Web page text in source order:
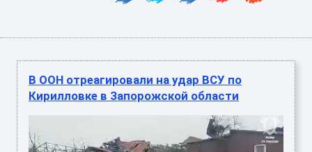
В ООН отреагировали на удар ВСУ по
Кирилловке в Запорожской области